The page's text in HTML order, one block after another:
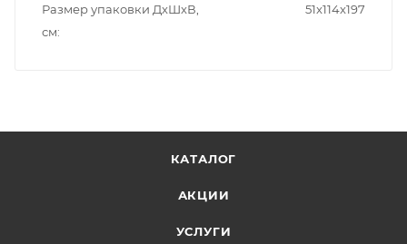
Размер упаковки ДxШxВ,
см
51x114x197
КАТАЛОГ
АКЦИИ
УСЛУГИ